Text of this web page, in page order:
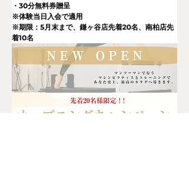
・30分無料券贈呈
※体験当日入会で適用
※期限：5月末まで、鎌ヶ谷店先着20名、南柏店先
着10名